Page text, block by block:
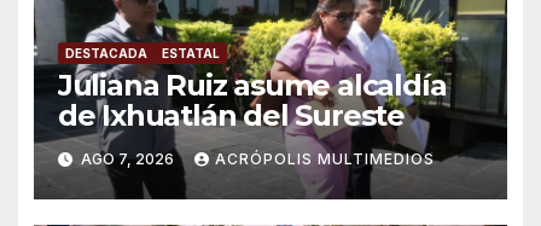
DESTACADA ESTATAL
Juliana Ruiz asume alcaldía
de Ixhuatlán del Sureste
AGO 7, 2026 ACRÓPOLIS MULTIMEDIOS